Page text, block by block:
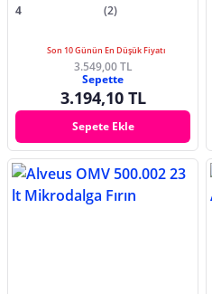
4 (2)
Son 10 Günün En Düşük Fiyatı
3.549,00 TL
Sepette
3.194,10 TL
Sepete Ekle